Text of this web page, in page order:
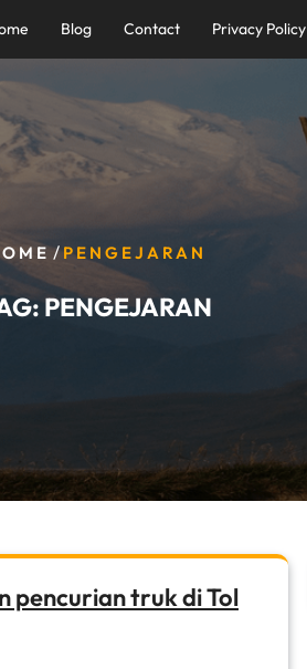
Blog Contact Privacy Policy
/PENGEJARAN
PENGEJARAN
pencurian truk di Tol